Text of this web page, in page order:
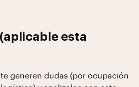
esta
generen dudas (por ocupación